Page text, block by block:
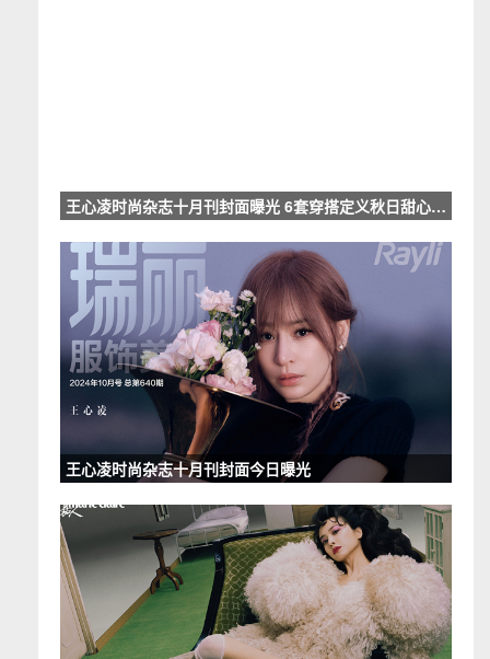
王心凌时尚杂志十月刊封面曝光 6套穿搭定义秋日甜心look
王心凌时尚杂志十月刊封面今日曝光